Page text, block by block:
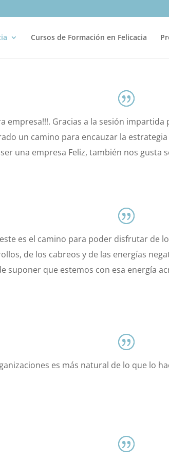
Cursos de Formación en Felicacia
empresa!!!. Gracias a la sesión
un camino para encauzar la
una empresa Feliz, también nos gusta
es el camino para poder disfrutar de
de los cabreos y de las energías
suponer que estemos con esa energía
es más natural de lo que lo